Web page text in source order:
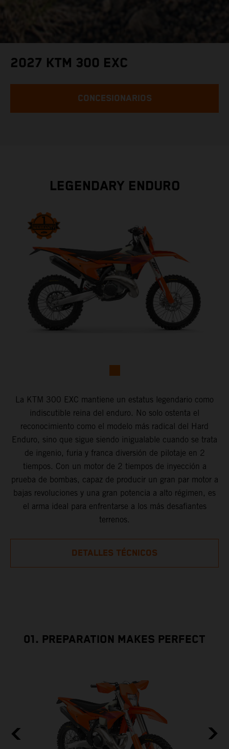
2027 KTM 300 EXC
CONCESIONARIOS
LEGENDARY ENDURO
La KTM 300 EXC mantiene un estatus legendario como
indiscutible reina del enduro. No solo ostenta el
reconocimiento como el modelo más radical del Hard
Enduro, sino que sigue siendo inigualable cuando se trata
de ingenio, furia y franca diversión de pilotaje en 2
tiempos. Con un motor de 2 tiempos de inyección a
prueba de bombas, capaz de producir un gran par motor a
bajas revoluciones y una gran potencia a alto régimen, es
el arma ideal para enfrentarse a los más desafiantes
terrenos.
DETALLES TÉCNICOS
01. PREPARATION MAKES PERFECT